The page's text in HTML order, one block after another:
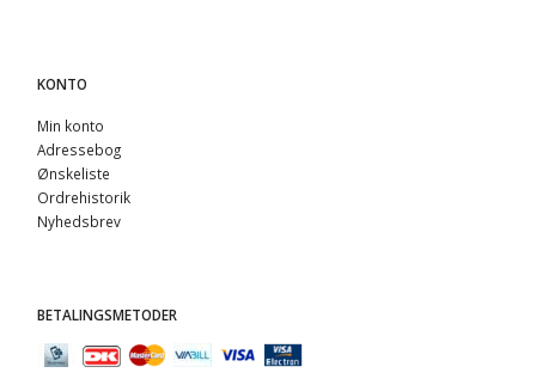
KONTO
Min konto
Adressebog
Ønskeliste
Ordrehistorik
Nyhedsbrev
BETALINGSMETODER